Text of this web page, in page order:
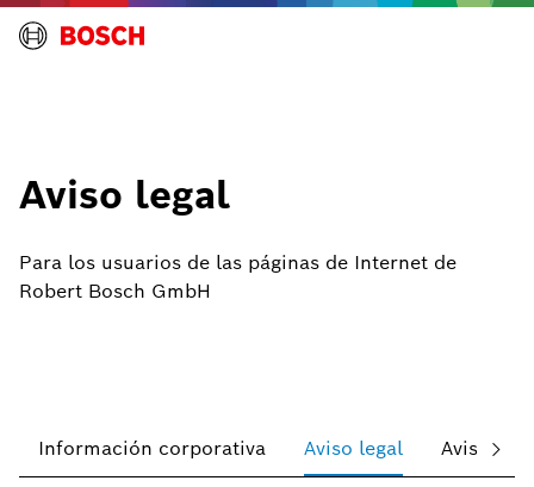
Aviso legal
Para los usuarios de las páginas de Internet de
Robert Bosch GmbH
Información corporativa Aviso legal Aviso